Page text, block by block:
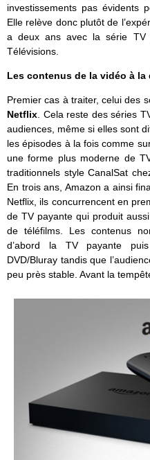
investissements pas évidents
Elle relève donc plutôt de
a deux ans avec la série TV
Télévisions.
Les contenus de la vidéo à la
Premier cas à traiter, celui des
Netflix . Cela reste des séries
audiences, même si elles sont
les épisodes à la fois comme
une forme plus moderne de
traditionnels style CanalSat
En trois ans, Amazon a ainsi
Netflix, ils concurrencent en
de TV payante qui produit
de téléfilms. Les contenus
d’abord la TV payante
DVD/Bluray tandis que
peu près stable. Avant la